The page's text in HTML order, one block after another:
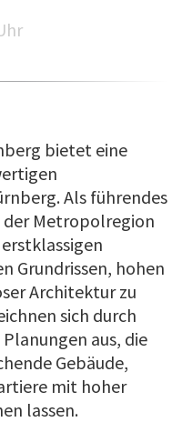
bietet eine
Als führendes
Metropolregion
Grundrissen, hohen
Architektur zu
sich durch
aus, die
Gebäude,
mit hoher
lassen.